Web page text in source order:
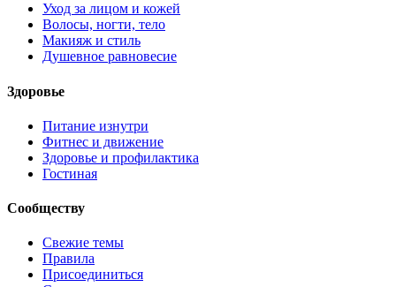
Уход за лицом и кожей
Волосы, ногти, тело
Макияж и стиль
Душевное равновесие
Здоровье
Питание изнутри
Фитнес и движение
Здоровье и профилактика
Гостиная
Сообществу
Свежие темы
Правила
Присоединиться